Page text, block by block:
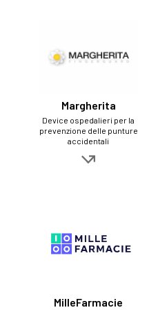
Margherita
Device ospedalieri per la
prevenzione delle punture
accidentali
MilleFarmacie